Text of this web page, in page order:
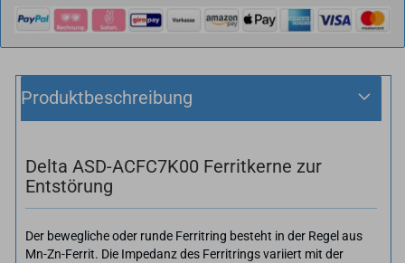
Produktbeschreibung
Delta ASD-ACFC7K00 Ferritkerne zur
Entstörung
Der bewegliche oder runde Ferritring besteht in der Regel aus
Mn-Zn-Ferrit. Die Impedanz des Ferritrings variiert mit der